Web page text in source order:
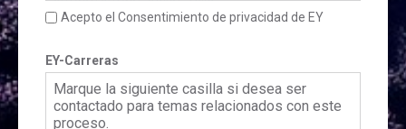
Acepto el Consentimiento de privacidad de EY
EY-Carreras
Marque la siguiente casilla si desea ser
contactado para temas relacionados con este
proceso.